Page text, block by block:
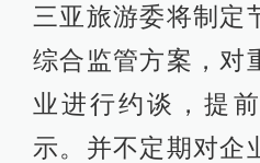
三亚旅游委将制定
综合监管方案，对
业进行约谈，提
示。并不定期对企